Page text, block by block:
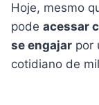
Hoje, mesmo
pode acessar
se engajar por
cotidiano de